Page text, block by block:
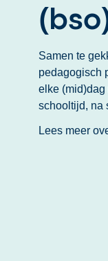
Samen te
pedagogisch
elke
schooltijd, na
Lees meer